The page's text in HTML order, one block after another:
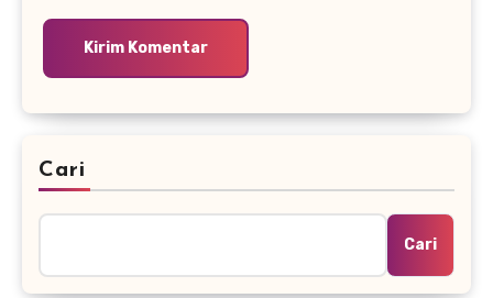
Cari
Cari